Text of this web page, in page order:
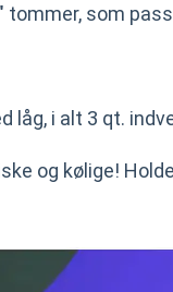
tommer, som
låg, i alt 3 qt.
og kølige!